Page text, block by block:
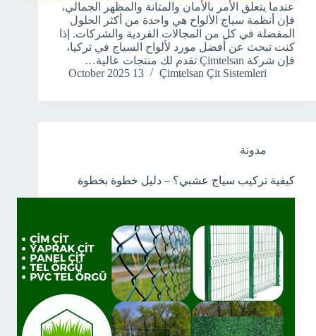
عندما يتعلق الأمر بالأمان والمتانة والمظهر الجمالي،
فإن أنظمة سياج الألواح هي واحدة من أكثر الحلول
المفضلة في كل من المجالات الفردية والشركات. إذا
كنت تبحث عن أفضل مورد لألواح السياج في تركيا،
فإن شركة Çimtelsan تقدم لك منتجات عالية…
Çimtelsan Çit Sistemleri
13 October 2025
مدونة
كيفية تركيب سياج عشبي؟ – دليل خطوة بخطوة